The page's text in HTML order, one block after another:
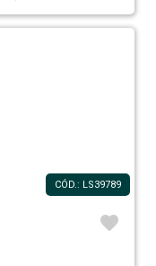
CÓD.: LS39789